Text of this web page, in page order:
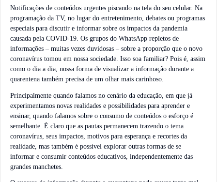
Notificações de conteúdos urgentes piscando na tela do seu celular. Na
programação da TV, no lugar do entretenimento, debates ou programas
especiais para discutir e informar sobre os impactos da pandemia
causada pela COVID-19. Os grupos do WhatsApp repletos de
informações – muitas vezes duvidosas – sobre a proporção que o novo
coronavírus tomou em nossa sociedade. Isso soa familiar? Pois é, assim
como o dia a dia, nossa forma de visualizar a informação durante a
quarentena também precisa de um olhar mais carinhoso.
Principalmente quando falamos no cenário da educação, em que já
experimentamos novas realidades e possibilidades para aprender e
ensinar, quando falamos sobre o consumo de conteúdos o esforço é
semelhante. É claro que as pautas permanecem trazendo o tema
coronavírus, seus impactos, motivos para esperança e recortes da
realidade, mas também é possível explorar outras formas de se
informar e consumir conteúdos educativos, independentemente das
grandes manchetes.